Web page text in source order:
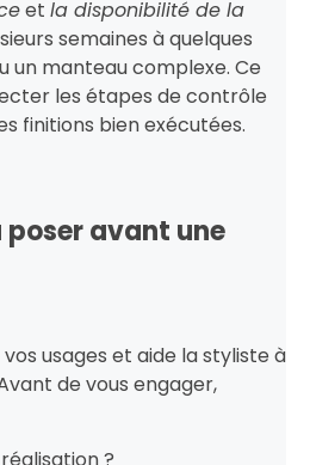
et la disponibilité de la
semaines à quelques
un manteau complexe. Ce
les étapes de contrôle
finitions bien exécutées.
poser avant une
usages et aide la styliste à
de vous engager,
?